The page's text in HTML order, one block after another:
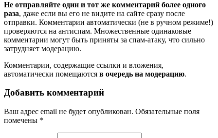
Не отправляйте один и тот же комментарий более одного
раза, даже если вы его не видите на сайте сразу после
отправки. Комментарии автоматически (не в ручном режиме!)
проверяются на антиспам. Множественные одинаковые
комментарии могут быть приняты за спам-атаку, что сильно
затрудняет модерацию.
Комментарии, содержащие ссылки и вложения,
автоматически помещаются в очередь на модерацию.
Добавить комментарий
Ваш адрес email не будет опубликован. Обязательные поля
помечены *